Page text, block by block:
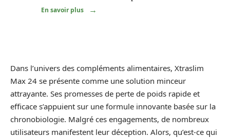
En savoir plus
Dans l’univers des compléments alimentaires, Xtraslim
Max 24 se présente comme une solution minceur
attrayante. Ses promesses de perte de poids rapide et
efficace s’appuient sur une formule innovante basée sur la
chronobiologie. Malgré ces engagements, de nombreux
utilisateurs manifestent leur déception. Alors, qu’est-ce qui